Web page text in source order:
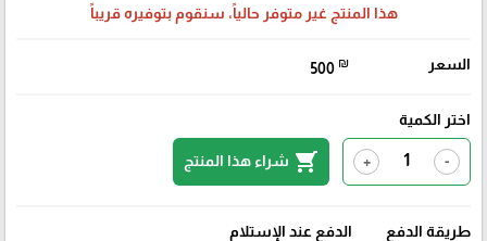
هذا المنتج غير متوفر حالياً، سنقوم بتوفيره قريباً
السعر 500 ₪
اختر الكمية
-
+
shopping_cart شراء هذا المنتج
طريقة الدفع
الدفع عند الإستلام